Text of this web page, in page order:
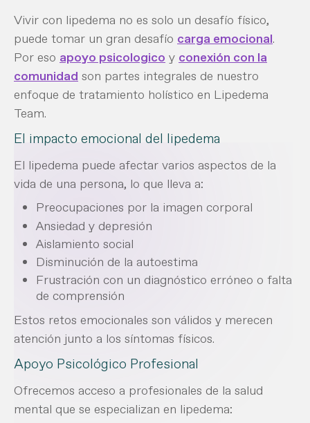
Vivir con lipedema no es solo un desafío físico,
puede tomar un gran desafío carga emocional.
Por eso apoyo psicologico y conexión con la
comunidad son partes integrales de nuestro
enfoque de tratamiento holístico en Lipedema
Team.
El impacto emocional del lipedema
El lipedema puede afectar varios aspectos de la
vida de una persona, lo que lleva a:
Preocupaciones por la imagen corporal
Ansiedad y depresión
Aislamiento social
Disminución de la autoestima
Frustración con un diagnóstico erróneo o falta
de comprensión
Estos retos emocionales son válidos y merecen
atención junto a los síntomas físicos.
Apoyo Psicológico Profesional
Ofrecemos acceso a profesionales de la salud
mental que se especializan en lipedema: